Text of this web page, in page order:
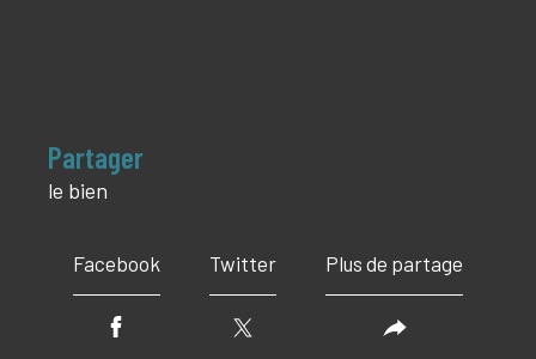
partager
le bien
Facebook Twitter Plus de partage